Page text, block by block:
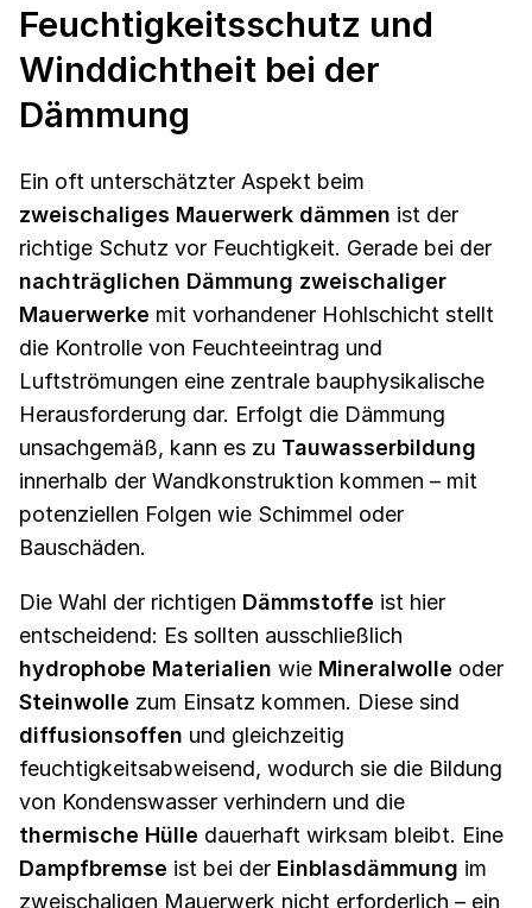
Feuchtigkeitsschutz und
Winddichtheit bei der
Dämmung
Ein oft unterschätzter Aspekt beim
zweischaliges Mauerwerk dämmen ist der
richtige Schutz vor Feuchtigkeit. Gerade bei der
nachträglichen Dämmung zweischaliger
Mauerwerke mit vorhandener Hohlschicht stellt
die Kontrolle von Feuchteeintrag und
Luftströmungen eine zentrale bauphysikalische
Herausforderung dar. Erfolgt die Dämmung
unsachgemäß, kann es zu Tauwasserbildung
innerhalb der Wandkonstruktion kommen – mit
potenziellen Folgen wie Schimmel oder
Bauschäden.
Die Wahl der richtigen Dämmstoffe ist hier
entscheidend: Es sollten ausschließlich
hydrophobe Materialien wie Mineralwolle oder
Steinwolle zum Einsatz kommen. Diese sind
diffusionsoffen und gleichzeitig
feuchtigkeitsabweisend, wodurch sie die Bildung
von Kondenswasser verhindern und die
thermische Hülle dauerhaft wirksam bleibt. Eine
Dampfbremse ist bei der Einblasdämmung im
zweischaligen Mauerwerk nicht erforderlich – ein